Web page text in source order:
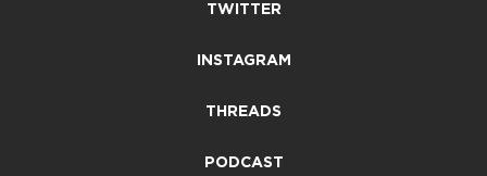
TWITTER
INSTAGRAM
THREADS
PODCAST